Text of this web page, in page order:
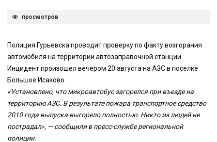
просмотров
Полиция Гурьевска проводит проверку по факту возгорания
автомобиля на территории автозаправочной станции.
Инцидент произошел вечером 20 августа на АЗС в поселке
Большое Исаково.
«Установлено, что микроавтобус загорелся при въезде на
территорию АЗС. В результате пожара транспортное средство
2010 года выпуска выгорело полностью. Никто из людей не
пострадал», — сообщили в пресс-службе региональной
полиции.